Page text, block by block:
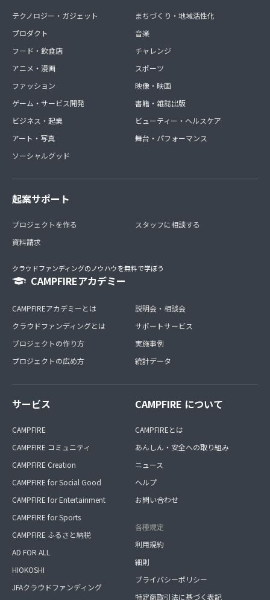
テクノロジー・ガジェット
プロダクト
フード・飲食店
アニメ・漫画
ファッション
ゲーム・サービス開発
ビジネス・起業
アート・写真
ソーシャルグッド
まちづくり・地域活性化
音楽
チャレンジ
スポーツ
映像・映画
書籍・雑誌出版
ビューティー・ヘルスケア
舞台・パフォーマンス
起案サポート
プロジェクトを作る
資料請求
スタッフに相談する
クラウドファンディングのノウハウを無料で学ぼう
CAMPFIREアカデミー
CAMPFIREアカデミーとは
クラウドファンディングとは
プロジェクトの作り方
プロジェクトの広め方
説明会・相談会
サポートサービス
実施事例
統計データ
サービス
CAMPFIRE
CAMPFIRE コミュニティ
CAMPFIRE Creation
CAMPFIRE for Social Good
CAMPFIRE for Entertainment
CAMPFIRE for Sports
CAMPFIRE ふるさと納税
AD FOR ALL
HIOKOSHI
JFAクラウドファンディング
CAMPFIRE について
CAMPFIREとは
あんしん・安全への取り組み
ニュース
ヘルプ
お問い合わせ
各種規定
利用規約
細則
プライバシーポリシー
特定商取引法に基づく表記